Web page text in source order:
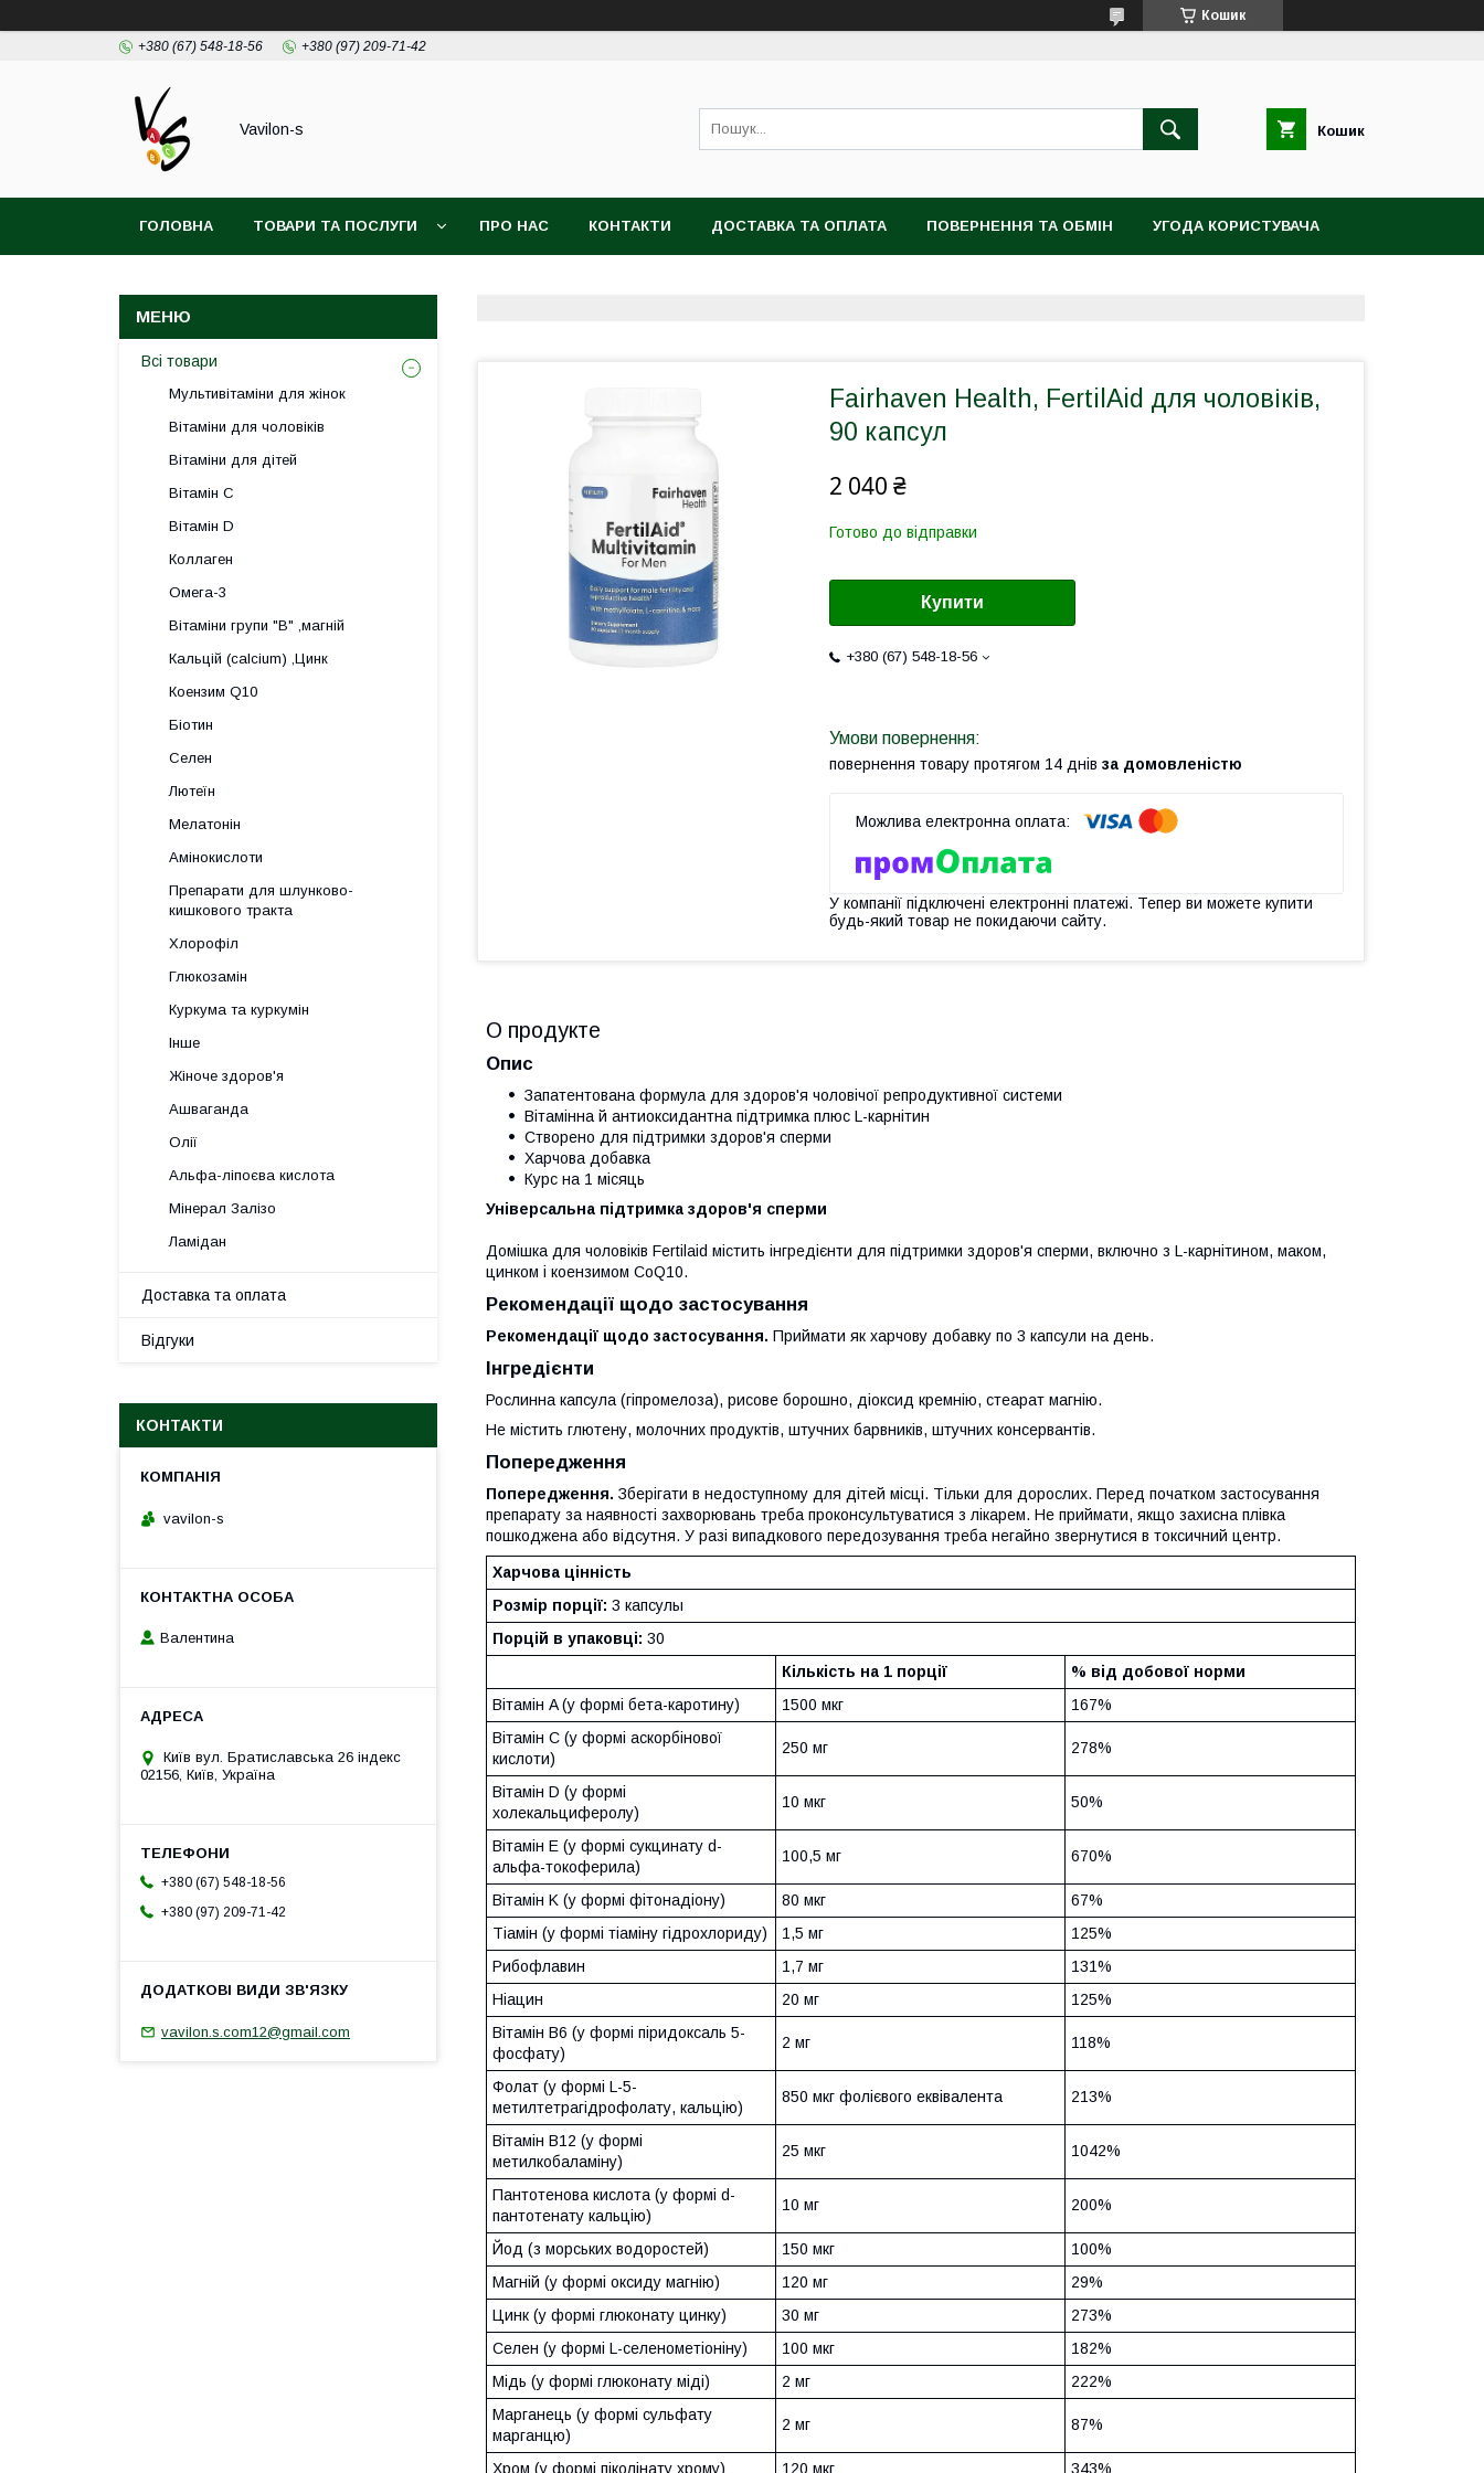
Кошик
+380 (67) 548-18-56 +380 (97) 209-71-42
Vavilon-s Кошик
ГОЛОВНА ТОВАРИ ТА ПОСЛУГИ ПРО НАС КОНТАКТИ ДОСТАВКА ТА ОПЛАТА ПОВЕРНЕННЯ ТА ОБМІН УГОДА КОРИСТУВАЧА
Fairhaven Health, FertilAid для чоловіків,
90 капсул
2 040 ₴
Готово до відправки
Купити
+380 (67) 548-18-56
повернення товару протягом 14 днів за домовленістю
У компанії підключені електронні платежі. Тепер ви можете купити
будь-який товар не покидаючи сайту.
О продукте
Опис
Запатентована формула для здоров'я чоловічої репродуктивної системи
Вітамінна й антиоксидантна підтримка плюс L-карнітин
Створено для підтримки здоров'я сперми
Харчова добавка
Курс на 1 місяць
Універсальна підтримка здоров'я сперми
Домішка для чоловіків Fertilaid містить інгредієнти для підтримки здоров'я сперми, включно з L-карнітином, маком,
цинком і коензимом CoQ10.
Рекомендації щодо застосування
Рекомендації щодо застосування. Приймати як харчову добавку по 3 капсули на день.
Інгредієнти
Рослинна капсула (гіпромелоза), рисове борошно, діоксид кремнію, стеарат магнію.
Не містить глютену, молочних продуктів, штучних барвників, штучних консервантів.
Попередження
Попередження. Зберігати в недоступному для дітей місці. Тільки для дорослих. Перед початком застосування
препарату за наявності захворювань треба проконсультуватися з лікарем. Не приймати, якщо захисна плівка
пошкоджена або відсутня. У разі випадкового передозування треба негайно звернутися в токсичний центр.
Харчова цінність
Розмір порції: 3 капсулы
Порцій в упаковці: 30
Кількість на 1 порції
% від добової норми
Вітамін A (у формі бета-каротину)
1500 мкг
167%
Вітамін С (у формі аскорбінової
кислоти)
250 мг 278%
Вітамін D (у формі
холекальциферолу)
10 мкг 50%
Вітамін E (у формі сукцинату d-
альфа-токоферила)
100,5 мг 670%
Вітамін K (у формі фітонадіону) 80 мкг
67%
Тіамін (у формі тіаміну гідрохлориду)
1,5 мг
125%
Рибофлавин
1,7 мг
131%
Ніацин
20 мг
125%
Вітамін В6 (у формі піридоксаль 5-
фосфату)
2 мг 118%
Фолат (у формі L-5-
метилтетрагідрофолату, кальцію)
850 мкг фолієвого еквівалента 213%
Вітамін B12 (у формі
метилкобаламіну)
25 мкг 1042%
Пантотенова кислота (у формі d-
пантотенату кальцію)
10 мг 200%
Йод (з морських водоростей) 150 мкг
100%
Магній (у формі оксиду магнію)
120 мг
29%
Цинк (у формі глюконату цинку)
30 мг
273%
Селен (у формі L-селенометіоніну)
100 мкг
182%
Мідь (у формі глюконату міді)
2 мг
222%
Марганець (у формі сульфату
марганцю)
2 мг 87%
Хром (у формі піколінату хрому) 120 мкг 343%
Всі товари
Мультивітаміни для жінок
Вітаміни для чоловіків
Вітаміни для дітей
Вітамін С
Вітамін D
Коллаген
Омега-3
Вітаміни групи "В" ,магній
Кальцій (calcium) ,Цинк
Коензим Q10
Біотин
Селен
Лютеїн
Мелатонін
Амінокислоти
Препарати для шлунково-
кишкового тракта
Хлорофіл
Глюкозамін
Куркума та куркумін
Інше
Жіноче здоров'я
Ашваганда
Олії
Альфа-ліпоєва кислота
Мінерал Залізо
Ламідан
Доставка та оплата
Відгуки
КОНТАКТИ
vavilon-s
Валентина
Київ вул. Братиславська 26 індекс
02156, Київ, Україна
+380 (67) 548-18-56
+380 (97) 209-71-42
vavilon.s.com12@gmail.com